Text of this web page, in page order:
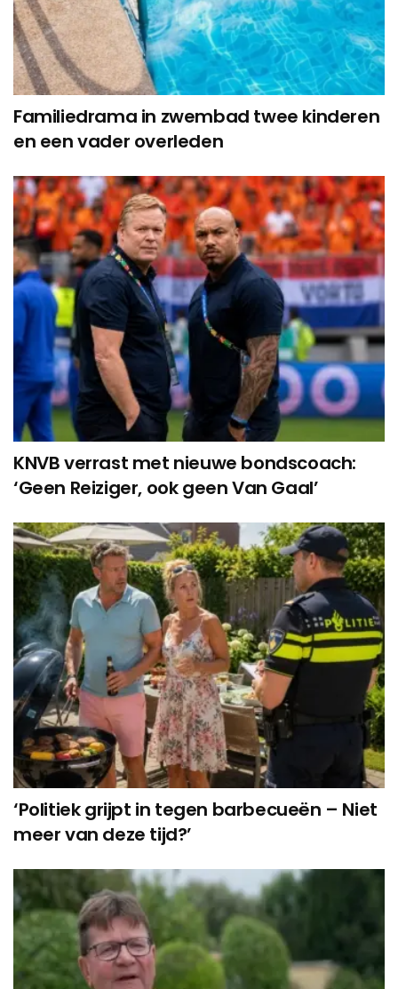
Familiedrama in zwembad twee kinderen
en een vader overleden
KNVB verrast met nieuwe bondscoach:
‘Geen Reiziger, ook geen Van Gaal’
‘Politiek grijpt in tegen barbecueën – Niet
meer van deze tijd?’